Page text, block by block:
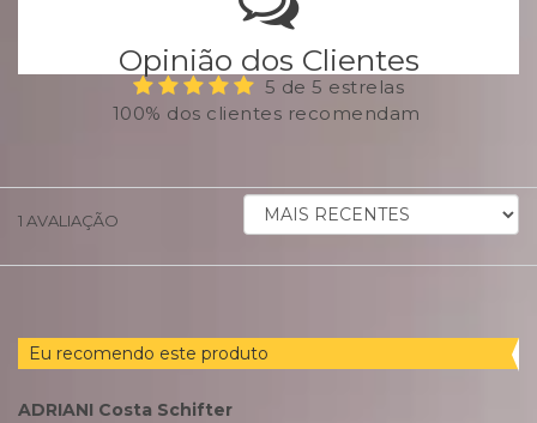
Opinião dos Clientes
5 de 5 estrelas
100% dos clientes recomendam
1 AVALIAÇÃO
ORDENAR
AVALIAÇÕES
Eu recomendo este produto
ADRIANI Costa Schifter